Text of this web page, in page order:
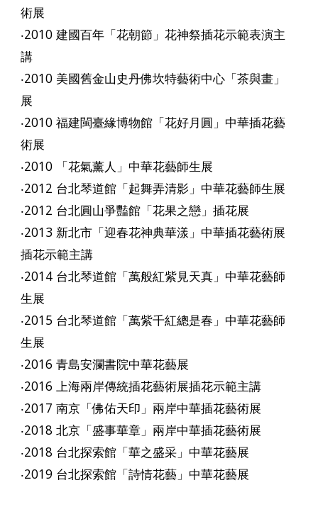
術展
‧2010 建國百年「花朝節」花神祭插花示範表演主
講
‧2010 美國舊金山史丹佛坎特藝術中心「茶與畫」
展
‧2010 福建閩臺緣博物館「花好月圓」中華插花藝
術展
‧2010 「花氣薰人」中華花藝師生展
‧2012 台北琴道館「起舞弄清影」中華花藝師生展
‧2012 台北圓山爭豔館「花果之戀」插花展
‧2013 新北市「迎春花神典華漾」中華插花藝術展
插花示範主講
‧2014 台北琴道館「萬般紅紫見天真」中華花藝師
生展
‧2015 台北琴道館「萬紫千紅總是春」中華花藝師
生展
‧2016 青島安瀾書院中華花藝展
‧2016 上海兩岸傳統插花藝術展插花示範主講
‧2017 南京「佛佑天印」兩岸中華插花藝術展
‧2018 北京「盛事華章」兩岸中華插花藝術展
‧2018 台北探索館「華之盛采」中華花藝展
‧2019 台北探索館「詩情花藝」中華花藝展